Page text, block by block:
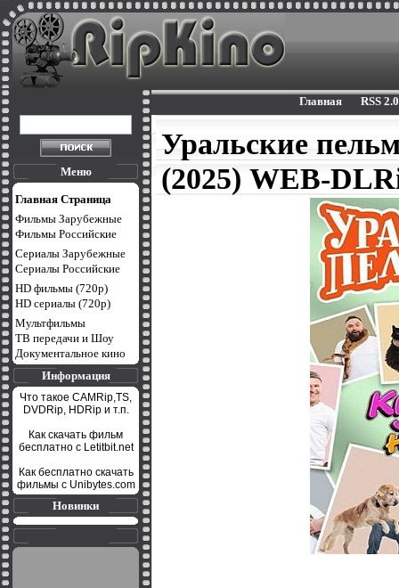
Главная RSS 2.0
Меню
Главная Страница
Фильмы Зарубежные
Фильмы Российские
Сериалы Зарубежные
Сериалы Российские
HD фильмы (720p)
HD сериалы (720p)
Мультфильмы
ТВ передачи и Шоу
Документальное кино
Информация
Что такое CAMRip,TS,
DVDRip, HDRip и т.п.
Как скачать фильм
бесплатно с Letitbit.net
Как бесплатно скачать
фильмы с Unibytes.com
Новинки
Уральские
(2025) WEB-